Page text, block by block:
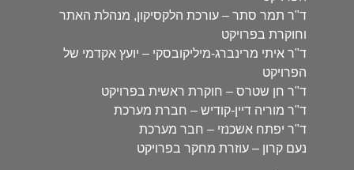
ד"ר תמר סתר – עורכת הלקסיקון, מנהלת האתר
וחוקרת בפרויקט
ד"ר איתי מרינברג-מיליקובסקי – יועץ אקדמי של
הפרויקט
ד"ר חן שטרס – חוקרת ראשית בפרויקט
ד"ר מוריה דיין-קודיש – חברת מערכת
ד"ר יפתח אשכנזי – חבר מערכת
נעם קרון – עוזרת מחקר בפרויקט